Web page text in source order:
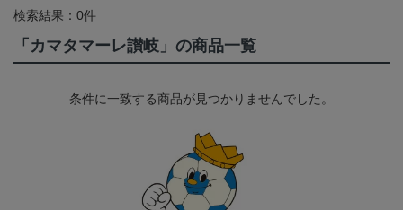
検索結果：0件
「カマタマーレ讃岐」の商品一覧
条件に一致する商品が見つかりませんでした。